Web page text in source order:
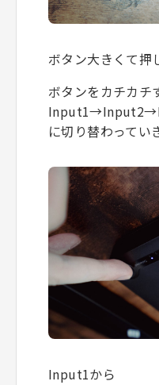
ボタン大きくて押
ボタンをカチカチ
に切り替わってい
Input1から